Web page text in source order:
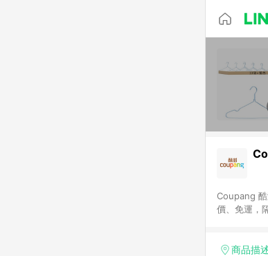
Coupang 酷
價、免運，
商品描